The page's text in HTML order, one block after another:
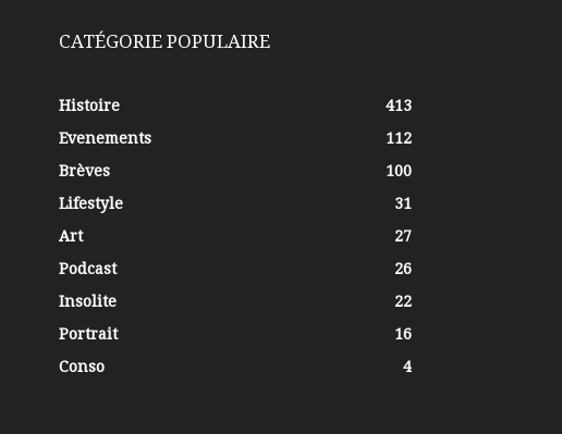
CATÉGORIE POPULAIRE
Histoire
413
Evenements
112
Brèves
100
Lifestyle
31
Art
27
Podcast
26
Insolite
22
Portrait
16
Conso
4